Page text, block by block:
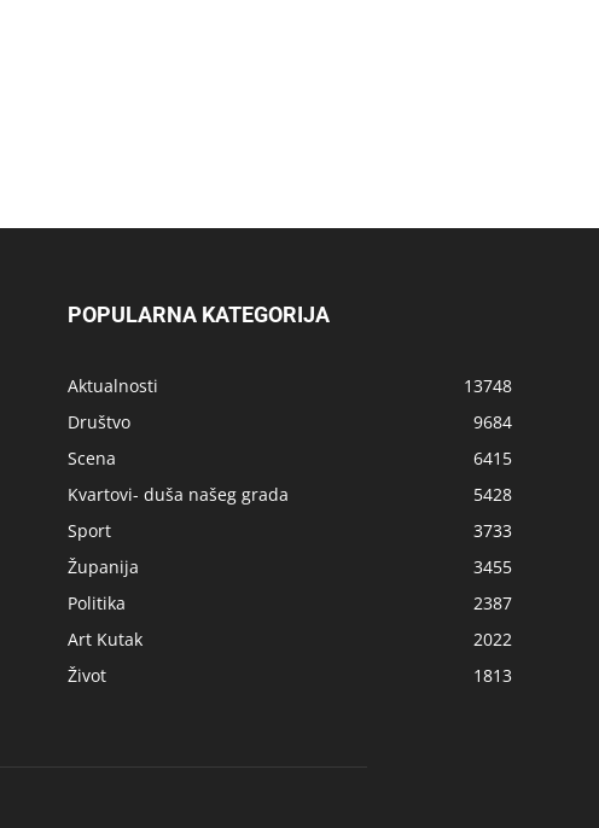
POPULARNA KATEGORIJA
Aktualnosti
13748
Društvo
9684
Scena
6415
Kvartovi- duša našeg grada
5428
Sport
3733
Županija
3455
Politika
2387
Art Kutak
2022
Život
1813